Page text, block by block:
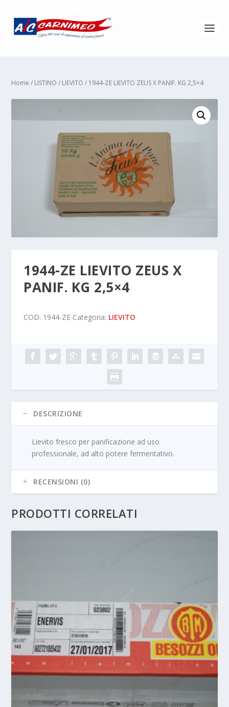
Home / LISTINO / LIEVITO / 1944-ZE LIEVITO ZEUS X PANIF. KG 2,5×4
1944-ZE LIEVITO ZEUS X
PANIF. KG 2,5×4
COD: 1944-ZE Categoria: LIEVITO
DESCRIZIONE
Lievito fresco per panificazione ad uso
professionale, ad alto potere fermentativo.
RECENSIONI (0)
PRODOTTI CORRELATI